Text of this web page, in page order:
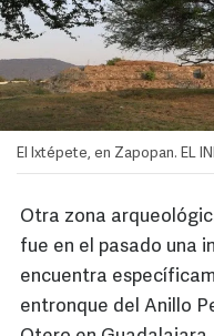
El Ixtépete, en Zapopan. EL
Otra zona
fue en el pasado una
encuentra
entronque del Anillo